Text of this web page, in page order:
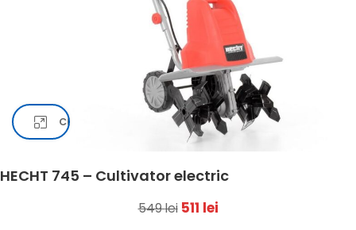
Click pentru a mari
HECHT 745 – Cultivator electric
549lei 511 lei